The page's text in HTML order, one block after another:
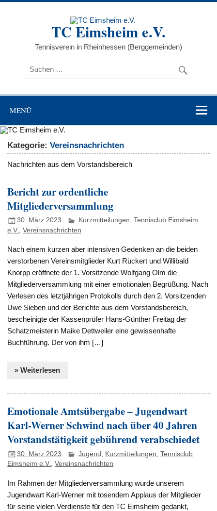
Zum
TC Eimsheim e.V.
Tennisverein in Rheinhessen (Berggemeinden)
MENÜ
Kategorie:Vereinsnachrichten
Nachrichten aus dem Vorstandsbereich
Bericht zur ordentliche
Mitgliederversammlung
30. März 2023 Kurzmitteilungen,Tennisclub Eimsheim
e.V.
,Vereinsnachrichten
Nach einem kurzen aber intensiven Gedenken an die beiden
verstorbenen Vereinsmitglieder Kurt Rückert und Willibald
Knorpp eröffnete der 1. Vorsitzende Wolfgang Olm die
Mitgliederversammlung mit einer emotionalen Begrüßung. Nach
Verlesen des letztjährigen Protokolls durch den 2. Vorsitzenden
Uwe Sieben und der Berichte aus dem Vorstandsbereich,
bescheinigte der Kassenprüfer Hans-Günther Freitag der
Schatzmeisterin Maike Dettweiler eine gewissenhafte
Buchführung. Der von ihm […]
» Weiterlesen
Emotionale Amtsübergabe – Jugendwart
Karl-Werner Schwind nach über 40 Jahren
Vorstandstätigkeit gebührend verabschiedet
30. März 2023 Jugend Kurzmitteilungen ,Tennisclub
Eimsheim e.V.,Vereinsnachrichten
Im Rahmen der Mitgliederversammlung wurde unserem
Jugendwart Karl-Werner mit tosendem Applaus der Mitglieder
für seine vielen Verdienste für den TC Eimsheim gedankt,